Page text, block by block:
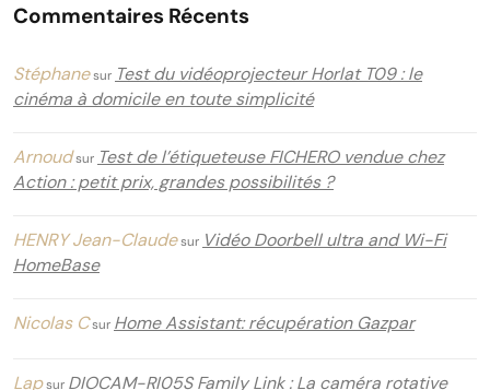
Commentaires Récents
Stéphanesur Test du vidéoprojecteur Horlat T09 : le
cinéma à domicile en toute simplicité
Arnoudsur Test de l’étiqueteuse FICHERO vendue chez
Action : petit prix, grandes possibilités ?
HENRY Jean-Claudesur Vidéo Doorbell ultra and Wi-Fi
HomeBase
Nicolas Csur Home Assistant: récupération Gazpar
Lapsur DIOCAM-RI05S Family Link : La caméra rotative